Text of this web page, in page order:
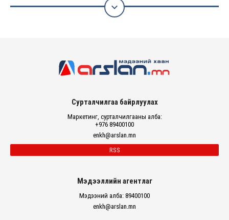

Сурталчилгаа байрлуулах
Маркетинг, сурталчилгааны алба:
+976 89400100
enkh@arslan.mn
RSS
Мэдээллийн агентлаг
Мэдээний алба: 89400100
enkh@arslan.mn